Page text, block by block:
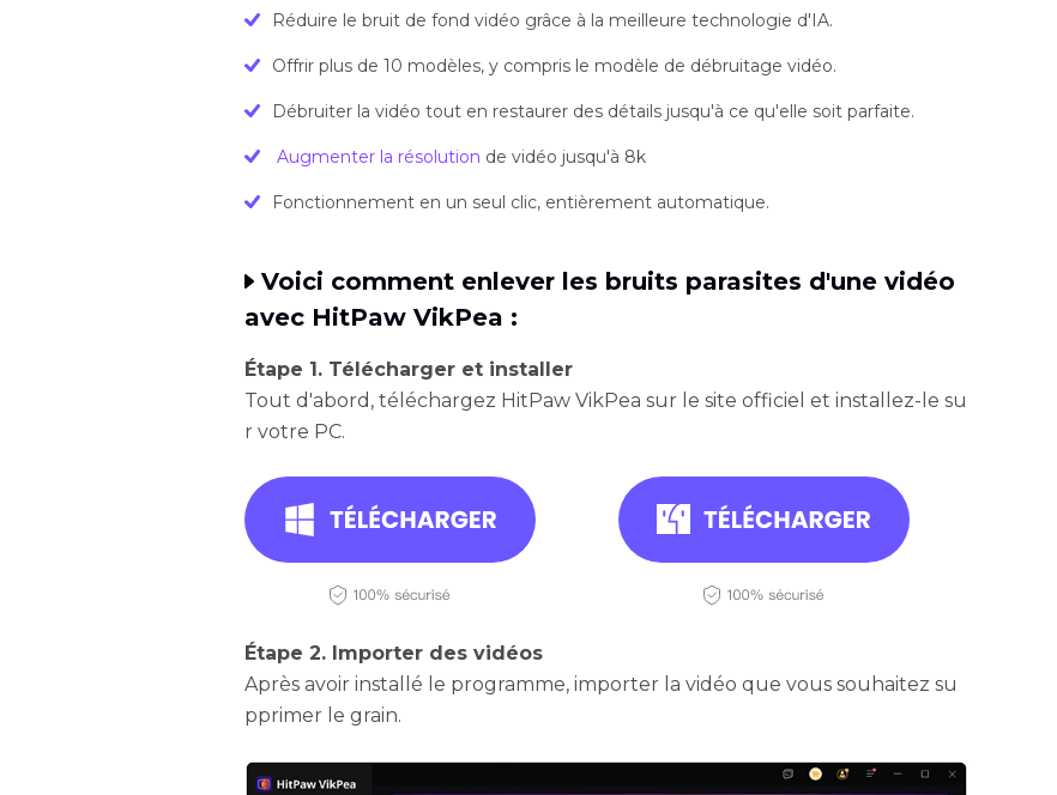
Réduire le bruit de fond vidéo grâce à la meilleure technologie d'IA.
Offrir plus de 10 modèles, y compris le modèle de débruitage vidéo.
Débruiter la vidéo tout en restaurer des détails jusqu'à ce qu'elle soit parfaite.
Augmenter la résolution de vidéo jusqu'à 8k
Fonctionnement en un seul clic, entièrement automatique.
Voici comment enlever les bruits parasites d'une vidéo
avec HitPaw VikPea :
Étape 1. Télécharger et installer
Tout d'abord, téléchargez HitPaw VikPea sur le site officiel et installez-le su
r votre PC.
Étape 2. Importer des vidéos
Après avoir installé le programme, importer la vidéo que vous souhaitez su
pprimer le grain.